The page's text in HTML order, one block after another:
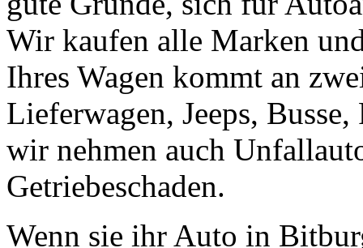
Wir kaufen alle Marken
Ihres Wagen kommt an
Lieferwagen, Jeeps,
wir nehmen auch
Getriebeschaden.
Wenn sie ihr Auto in